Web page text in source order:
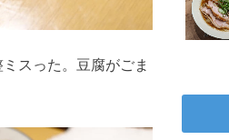
スった。豆腐がごま